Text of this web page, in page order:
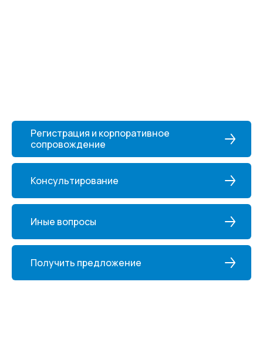
Регистрация и корпоративное
сопровождение
Консультирование
Иные вопросы
Получить предложение